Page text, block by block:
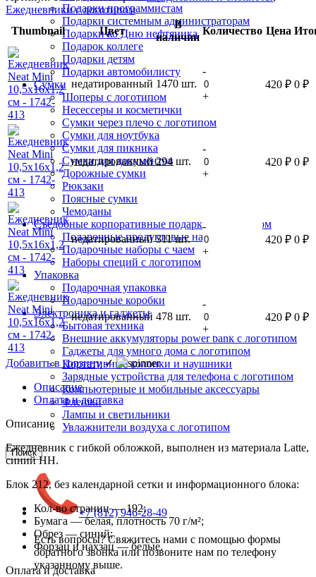
Подарки программистам
Подарки системным администраторам
Подарки ко Дню нефтяника
Подарок коллеге
Подарки детям
Подарки автомобилисту
Сумки
Шоперы с логотипом
Несессеры и косметички
Сумки через плечо с логотипом
Сумки для ноутбука
Сумки для пикника
Сумки для документов
Дорожные сумки
Рюкзаки
Поясные сумки
Чемоданы
Съедобные корпоративные подарки с логотипом
Подарочные продуктовые наборы
Подарочные наборы с чаем
Наборы специй с логотипом
Упаковка
Подарочная упаковка
Подарочные коробки
Электроника и гаджеты
Бытовая техника
Внешние аккумуляторы power bank с логотипом
Гаджеты для умного дома с логотипом
Портативные колонки и наушники
Зарядные устройства для телефона с логотипом
Компьютерные и мобильные аксессуары
Флешки
Лампы и светильники
Увлажнители воздуха с логотипом
Поиск
+7 (812) 946-28-49
Есть вопросы? Свяжитесь нами с помощью формы
обратного звонка или позвоните нам по телефону
указанному выше.
Ежедневники с логотипом
Thumbnail
Цвет
В
наличии
Количество Цена
недатированный 1470 шт.
-
+
420 ₽ 0 ₽
недатированный 294 шт.
-
+
420 ₽ 0 ₽
недатированный 311 шт.
-
+
420 ₽ 0 ₽
недатированный 478 шт.
-
+
420 ₽ 0 ₽
Добавить в корзину ✓
Описание
Оплата и доставка
Описание
Ежедневник с гибкой обложкой, выполнен из материала Latte,
синий HH.
Блок 212, без календарной сетки и информационного блока:
Кол-во страниц — 192;
Бумага — белая, плотность 70 г/м²;
Обрез — синий;
Форзац и нахзац — белые.
Оплата и доставка